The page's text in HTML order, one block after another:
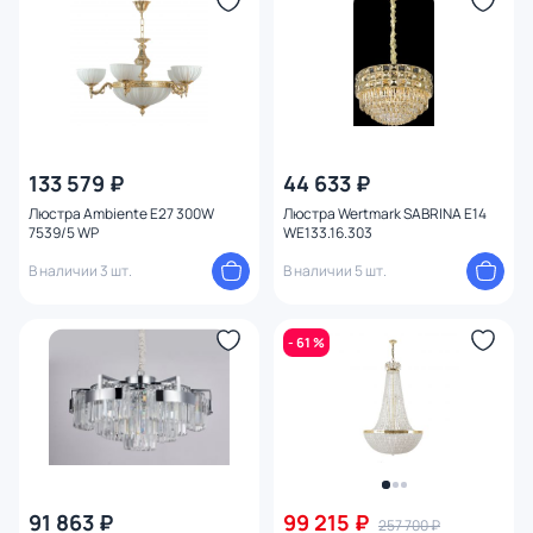
133 579 ₽
Люстра Ambiente E27 300W
7539/5 WP
В наличии 3 шт.
44 633 ₽
Люстра Wertmark SABRINA E14
WE133.16.303
В наличии 5 шт.
91 863 ₽
- 61 %
99 215 ₽ 257 700 ₽
Цвет арматуры
Размер
Длина (мм)
Диаметр (мм)